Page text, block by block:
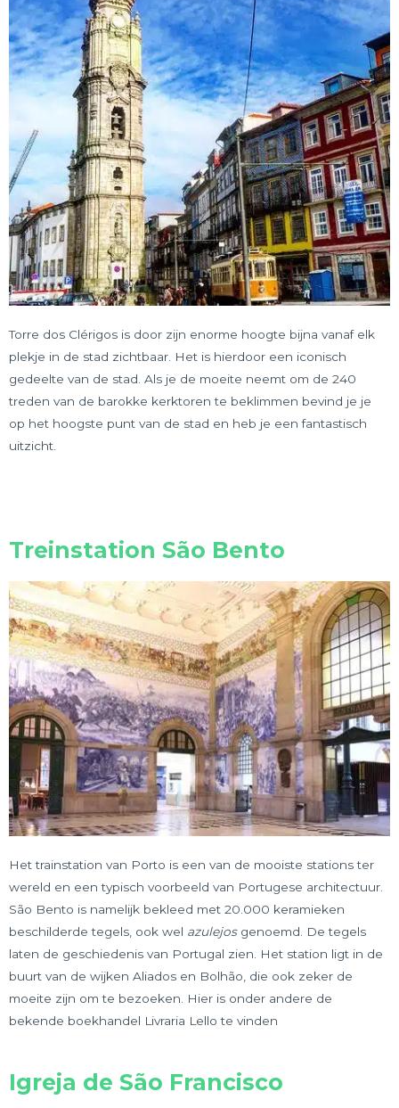
Torre dos Clérigos is door zijn enorme hoogte bijna vanaf elk
plekje in de stad zichtbaar. Het is hierdoor een iconisch
gedeelte van de stad. Als je de moeite neemt om de 240
treden van de barokke kerktoren te beklimmen bevind je je
op het hoogste punt van de stad en heb je een fantastisch
uitzicht.
Treinstation São Bento
Het trainstation van Porto is een van de mooiste stations ter
wereld en een typisch voorbeeld van Portugese architectuur.
São Bento is namelijk bekleed met 20.000 keramieken
beschilderde tegels, ook wel azulejosgenoemd. De tegels
laten de geschiedenis van Portugal zien. Het station ligt in de
buurt van de wijken Aliados en Bolhão, die ook zeker de
moeite zijn om te bezoeken. Hier is onder andere de
bekende boekhandel Livraria Lello te vinden
Igreja de São Francisco